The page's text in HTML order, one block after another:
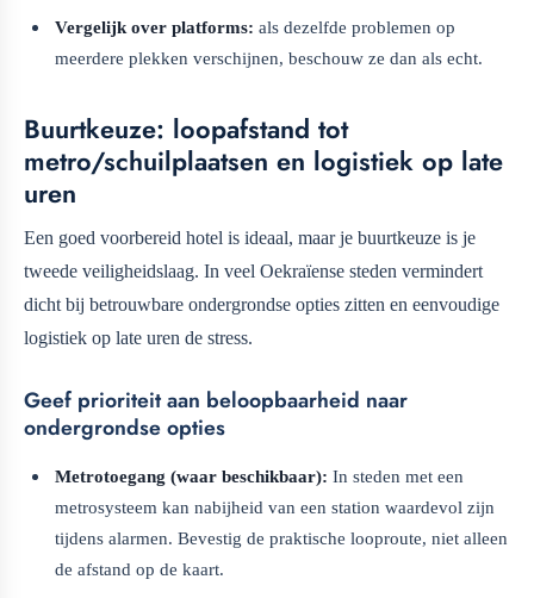
Vergelijk over platforms: als dezelfde problemen op
meerdere plekken verschijnen, beschouw ze dan als echt.
Buurtkeuze: loopafstand tot
metro/schuilplaatsen en logistiek op late
uren
Een goed voorbereid hotel is ideaal, maar je buurtkeuze is je
tweede veiligheidslaag. In veel Oekraïense steden vermindert
dicht bij betrouwbare ondergrondse opties zitten en eenvoudige
logistiek op late uren de stress.
Geef prioriteit aan beloopbaarheid naar
ondergrondse opties
Metrotoegang (waar beschikbaar): In steden met een
metrosysteem kan nabijheid van een station waardevol zijn
tijdens alarmen. Bevestig de praktische looproute, niet alleen
de afstand op de kaart.